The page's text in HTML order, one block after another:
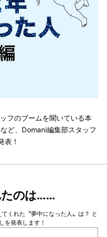
フのブームを聞いている本
ど、Domani編集部スタッフ
表！
たのは……
くれた〝夢中になった人〟は？ と
を発表します！